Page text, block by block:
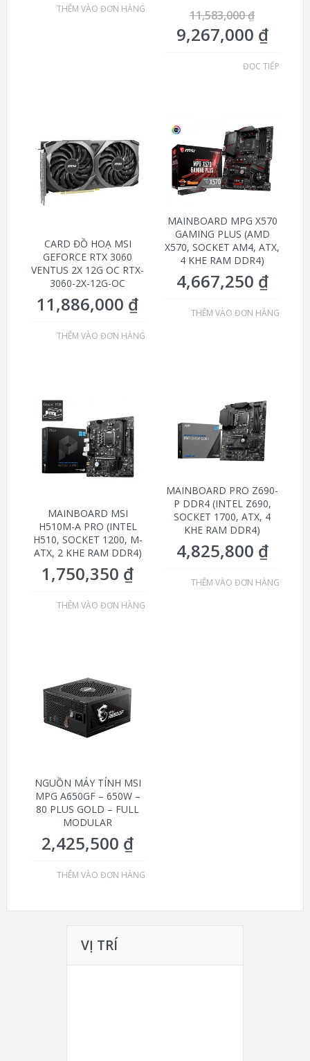
THÊM VÀO ĐƠN HÀNG 11,583,000₫
9,267,000 ₫
ĐỌC TIẾP
CARD ĐỒ HOẠ MSI
GEFORCE RTX 3060
VENTUS 2X 12G OC RTX-
3060-2X-12G-OC
11,886,000 ₫
THÊM VÀO ĐƠN HÀNG
MAINBOARD MPG X570
GAMING PLUS (AMD
X570, SOCKET AM4, ATX,
4 KHE RAM DDR4)
4,667,250 ₫
THÊM VÀO ĐƠN HÀNG
MAINBOARD MSI
H510M-A PRO (INTEL
H510, SOCKET 1200, M-
ATX, 2 KHE RAM DDR4)
1,750,350 ₫
THÊM VÀO ĐƠN HÀNG
MAINBOARD PRO Z690-
P DDR4 (INTEL Z690,
SOCKET 1700, ATX, 4
KHE RAM DDR4)
4,825,800 ₫
THÊM VÀO ĐƠN HÀNG
NGUỒN MÁY TÍNH MSI
MPG A650GF – 650W –
80 PLUS GOLD – FULL
MODULAR
2,425,500 ₫
THÊM VÀO ĐƠN HÀNG
VỊ TRÍ